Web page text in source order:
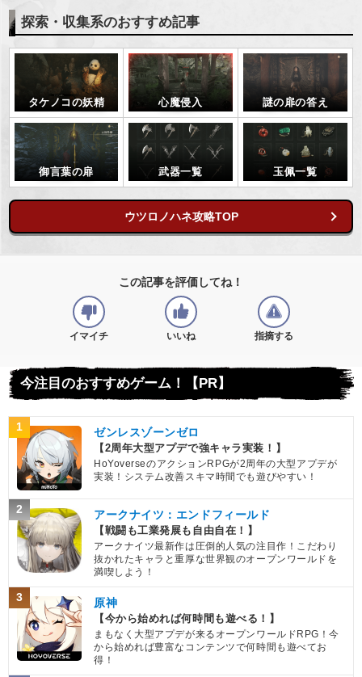
探索・収集系のおすすめ記事
タケノコの妖精 心魔侵入 謎の扉の答え
御言葉の扉 武器一覧 玉佩一覧
ウツロノハネ攻略TOP
この記事を評価してね！
イマイチ いいね 指摘する
今注目のおすすめゲーム！【PR】
1 ゼンレスゾーンゼロ
【2周年大型アプデで強キャラ実装！】
HoYoverseのアクションRPGが2周年の大型アプデが
実装！システム改善スキマ時間でも遊びやすい！
2 アークナイツ：エンドフィールド
【戦闘も工業発展も自由自在！】
アークナイツ最新作は圧倒的人気の注目作！こだわり
抜かれたキャラと重厚な世界観のオープンワールドを
満喫しよう！
3 原神
【今から始めれば何時間も遊べる！】
まもなく大型アプデが来るオープンワールドRPG！今
から始めれば豊富なコンテンツで何時間も遊べてお
得！